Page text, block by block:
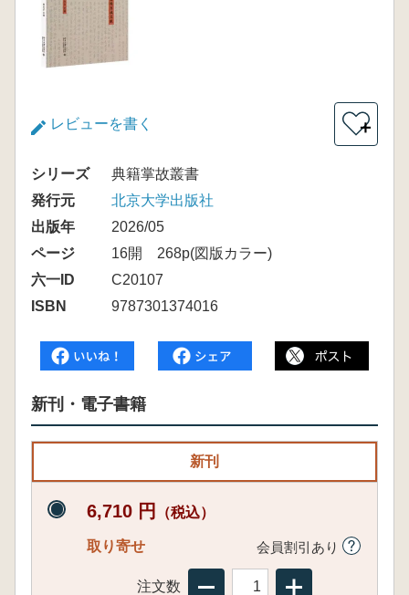
レビューを書く ＋
シリーズ
典籍掌故叢書
発行元
北京大学出版社
出版年
2026/05
ページ
16開 268p(図版カラー)
六一ID
C20107
ISBN
9787301374016
新刊・電子書籍
新刊
6,710 円 （税込）
取り寄せ 会員割引あり
注文数